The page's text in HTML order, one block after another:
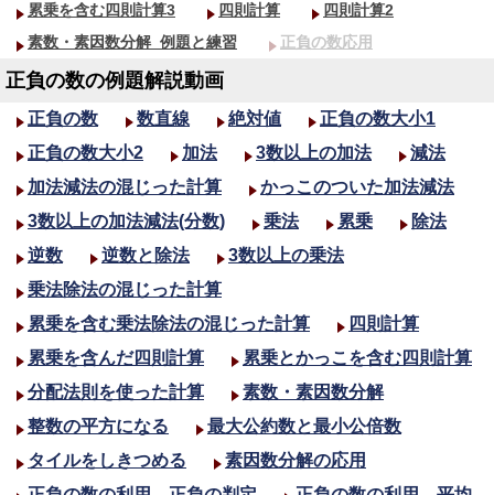
累乗を含む四則計算3
四則計算
四則計算2
素数・素因数分解_ 例題と練習 正負の数応用
正負の数の例題解説動画
正負の数 数直線 絶対値
正負の数大小1
正負の数大小2
加法 3数以上の加法
減法
加法減法の混じった計算
かっこのついた加法減法
3数以上の加法減法(分数)
乗法 累乗
除法
逆数
逆数と除法
3数以上の乗法
乗法除法の混じった計算
累乗を含む乗法除法の混じった計算
四則計算
累乗を含んだ四則計算
累乗とかっこを含む四則計算
分配法則を使った計算
素数・素因数分解
整数の平方になる
最大公約数と最小公倍数
タイルをしきつめる
素因数分解の応用